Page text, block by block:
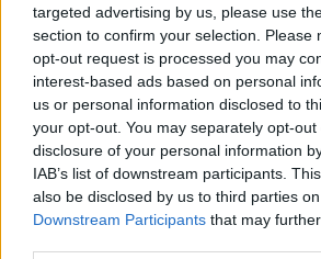
targeted advertising by us, please use
section to confirm your selection. Please
opt-out request is processed you may
interest-based ads based on personal
us or personal information disclosed to
your opt-out. You may separately opt-
disclosure of your personal information
IAB’s list of downstream participants.
also be disclosed by us to third parties
Downstream Participants that may
Portero: Fernando Pacheco (Alavés) - 10
Los resultados de la jornada
Alavés 0 – Sevilla 0
Osasuna 1 – Villarreal 0 (Chimy Ávila)
Espanyol 2 – Getafe 0 (Cabrera, Cabaco p.p.)
Valencia 3 – Granada 1 (Guedes, Carlos Soler